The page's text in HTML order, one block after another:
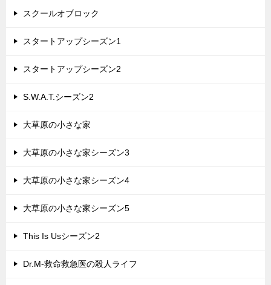
スクールオブロック
スタートアップシーズン1
スタートアップシーズン2
S.W.A.T.シーズン2
大草原の小さな家
大草原の小さな家シーズン3
大草原の小さな家シーズン4
大草原の小さな家シーズン5
This Is Usシーズン2
Dr.M-救命救急医の殺人ライフ